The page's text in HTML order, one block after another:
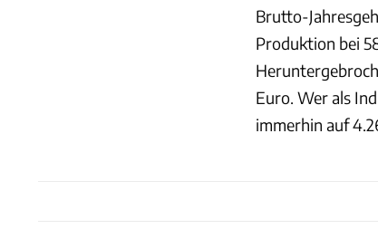
Brutto-
Produktion bei
Euro. Wer als
immerhin auf